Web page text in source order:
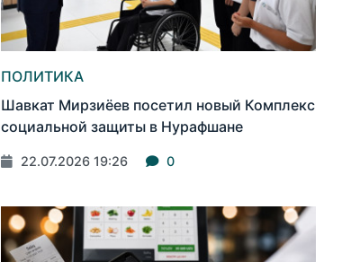
ПОЛИТИКА
Шавкат Мирзиёев посетил новый Комплекс
социальной защиты в Нурафшане
22.07.2026 19:26 0